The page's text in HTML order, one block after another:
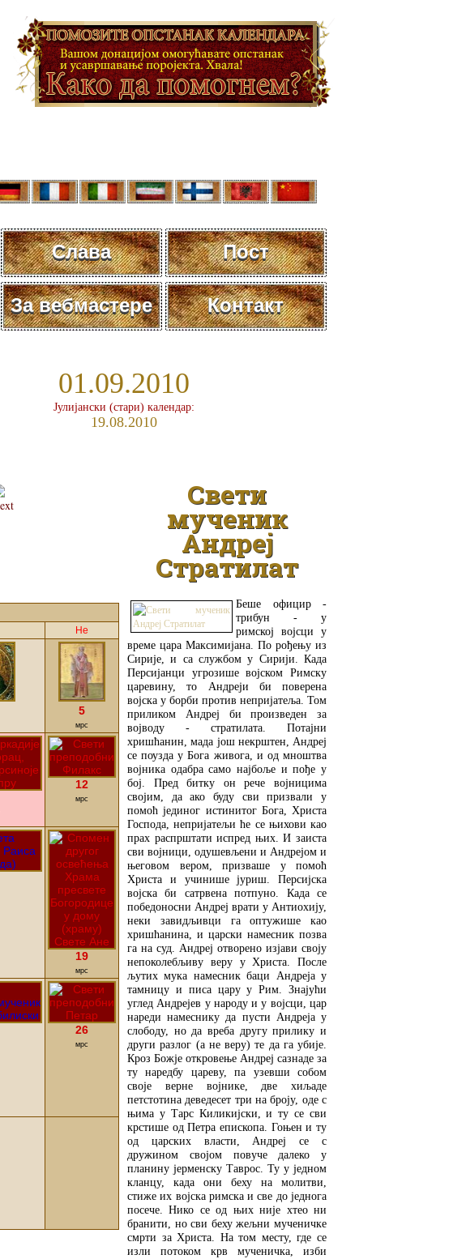
Слава Пост
За вебмастере Контакт
01.09.2010
Јулијански (стари) календар:
19.08.2010
Свети
мученик
Андреј
Стратилат
Беше официр -
трибун - у
римској војсци у
време цара Максимијана. По рођењу из
Сирије, и са службом у Сирији. Када
Персијанци угрозише војском Римску
царевину, то Андреји би поверена
војска у борби против непријатеља. Том
приликом Андреј би произведен за
војводу - стратилата. Потајни
хришћанин, мада још некрштен, Андреј
се поузда у Бога живога, и од мноштва
војника одабра само најбоље и пође у
бој. Пред битку он рече војницима
својим, да ако буду сви призвали у
помоћ јединог истинитог Бога, Христа
Господа, непријатељи ће се њихови као
прах распрштати испред њих. И заиста
сви војници, одушевљени и Андрејом и
његовом вером, призваше у помоћ
Христа и учинише јуриш. Персијска
војска би сатрвена потпуно. Када се
победоносни Андреј врати у Антиохију,
неки завидљивци га оптужише као
хришћанина, и царски намесник позва
га на суд. Андреј отворено изјави своју
непоколебљиву веру у Христа. После
љутих мука намесник баци Андреја у
тамницу и писа цару у Рим. Знајући
углед Андрејев у народу и у војсци, цар
нареди намеснику да пусти Андреја у
слободу, но да вреба другу прилику и
други разлог (а не веру) те да га убије.
Кроз Божје откровење Андреј сазнаде за
ту наредбу цареву, па узевши собом
своје верне војнике, две хиљаде
петстотина деведесет три на броју, оде с
њима у Тарс Киликијски, и ту се сви
крстише од Петра епископа. Гоњен и ту
од царских власти, Андреј се с
дружином својом повуче далеко у
планину јерменску Таврос. Ту у једном
кланцу, када они беху на молитви,
стиже их војска римска и све до једнога
посече. Нико се од њих није хтео ни
бранити, но сви беху жељни мученичке
смрти за Христа. На том месту, где се
изли потоком крв мученичка, изби
Не
5
мрс
12
мрс
19
мрс
26
мрс